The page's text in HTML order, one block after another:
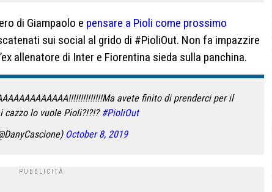
di Giampaolo e pensare a Pioli come prossimo
sui social al grido di #PioliOut. Non fa impazzire
allenatore di Inter e Fiorentina sieda sulla panchina.
avete finito di prenderci per il
cazzo lo vuole Pioli?!?!? #PioliOut
October 8, 2019